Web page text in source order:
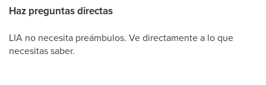
Haz preguntas directas
LIA no necesita preámbulos. Ve directamente a lo que
necesitas saber.